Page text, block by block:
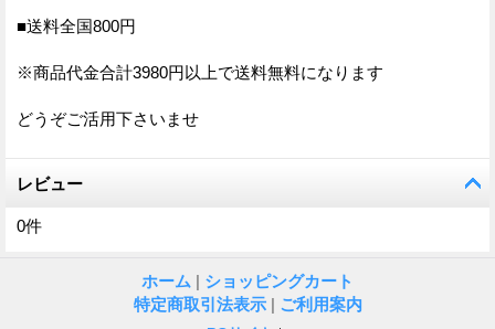
■送料全国800円
※商品代金合計3980円以上で送料無料になります
どうぞご活用下さいませ
レビュー
0件
ホーム | ショッピングカート
特定商取引法表示 | ご利用案内